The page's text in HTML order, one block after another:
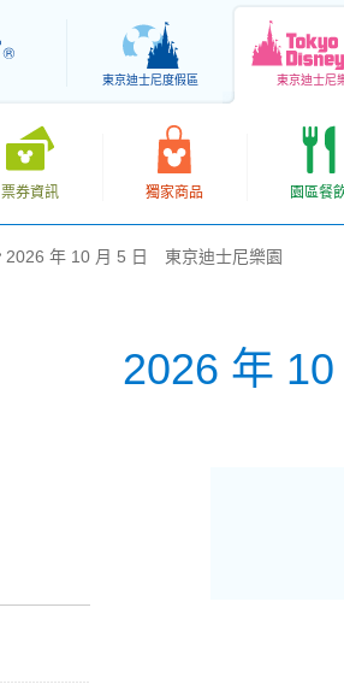
東京迪士尼度假區 東京迪士尼
票券資訊 獨家商品 園區餐
2026 年 10 月 5 日 東京迪士尼樂園
2026 年